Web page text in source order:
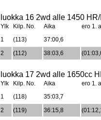
luokka 16 2wd alle 1450
Ylk Kilp. No. Aika
ero 1.
1
(113)
37:00,6
2
(112) 38:03,6
luokka 17 2wd alle 1650cc
Ylk Kilp. No. Aika
ero 1.
1
(118)
35:03,7
2
(119) 36:15,8